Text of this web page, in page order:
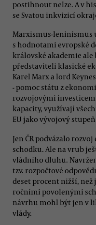
postihnout nelze. A v
se Svatou inkvizicí
Marxismus-leninismus
s hodnotami evropské
královské akademie
představiteli klasické
Karel Marx a lord
- pomoc státu z
rozvojovými
kapacity, využívají
EU jako vývojový
Jen ČR podvázalo
schodku. Ale na vrub
vládního dluhu.
tzv. rozpočtové
deset procent nižší,
ročními povolenými
návrhu mohl být jen v
vlády.